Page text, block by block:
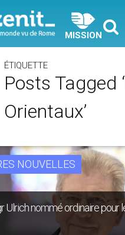
MISSION
ÉTIQUETTE
Posts Tagged
Orientaux’
NOUVELLES
Ulrich nommé ordinaire pour